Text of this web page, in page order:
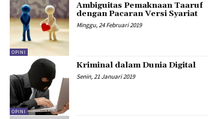
OPINI
Ambiguitas Pemaknaan Taaruf
dengan Pacaran Versi Syariat
Minggu, 24 Februari 2019
OPINI
Kriminal dalam Dunia Digital
Senin, 21 Januari 2019